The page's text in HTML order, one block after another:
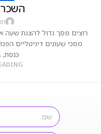
רוצים מסך גדול להצגת שעה
מסכי שעונים דיגיטליים
כנסת,